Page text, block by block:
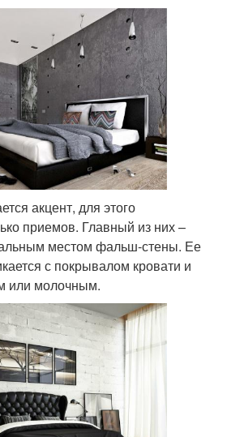
акцент, для этого
приемов. Главный из них –
местом фальш-стены. Ее
с покрывалом кровати и
или молочным.